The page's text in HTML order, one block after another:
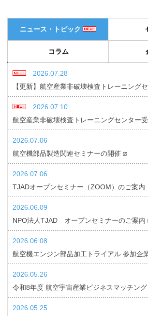
ニュース・トピック
コラム
2026.07.28
【更新】航空産業非破壊検査トレーニング
2026.07.10
航空産業非破壊検査トレーニングセンター
2026.07.06
航空機部品製造関連セミナーの開催
2026.07.06
TJADオープンセミナー（ZOOM）のご案内
2026.06.09
NPO法人TJAD オープンセミナーのご案内
2026.06.08
航空機エンジン部品加工トライアル 参加企
2026.05.26
令和8年度 航空宇宙産業ビジネスマッチング
2026.05.25